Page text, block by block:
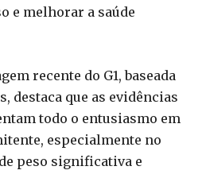
e melhorar a saúde
recente do G1, baseada
destaca que as evidências
todo o entusiasmo em
especialmente no
peso significativa e